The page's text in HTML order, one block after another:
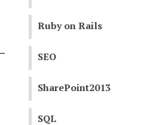
Ruby on Rails
SEO
SharePoint2013
SQL